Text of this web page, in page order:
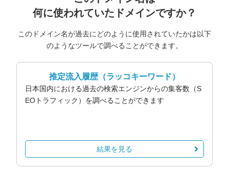
何に使われていたドメインですか？
このドメイン名が過去にどのように使用されていたかは以下
のようなツールで調べることができます。
推定流入履歴（ラッコキーワード）
日本国内における過去の検索エンジンからの集客数（S
EOトラフィック）を調べることができます
結果を見る